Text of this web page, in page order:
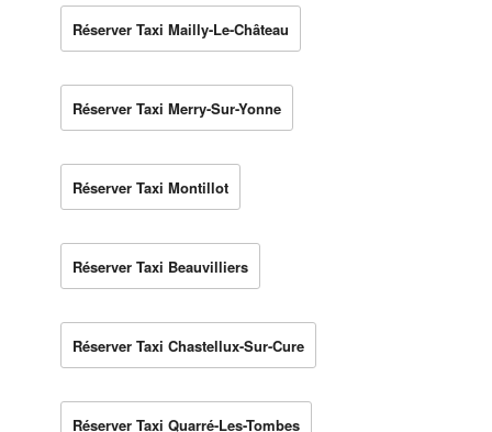
Réserver Taxi Mailly-Le-Château
Réserver Taxi Merry-Sur-Yonne
Réserver Taxi Montillot
Réserver Taxi Beauvilliers
Réserver Taxi Chastellux-Sur-Cure
Réserver Taxi Quarré-Les-Tombes